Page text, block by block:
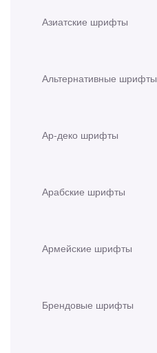
Азиатские шрифты
Альтернативные шрифты
Ар-деко шрифты
Арабские шрифты
Армейские шрифты
Брендовые шрифты